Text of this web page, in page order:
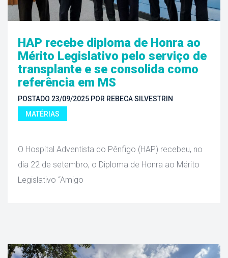
HAP recebe diploma de Honra ao
Mérito Legislativo pelo serviço de
transplante e se consolida como
referência em MS
POSTADO 23/09/2025 POR REBECA SILVESTRIN
MATÉRIAS
O Hospital Adventista do Pênfigo (HAP) recebeu, no
dia 22 de setembro, o Diploma de Honra ao Mérito
Legislativo “Amigo